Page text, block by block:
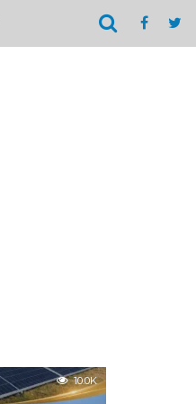
10.0K